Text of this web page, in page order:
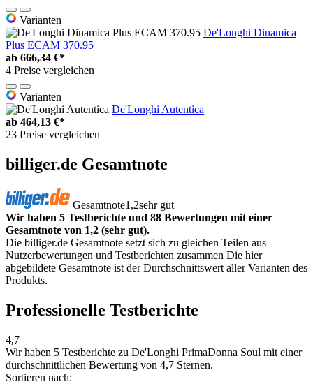
Varianten
De'Longhi Dinamica
Plus ECAM 370.95
ab 666,34 €*
4 Preise vergleichen
Varianten
De'Longhi Autentica
ab 464,13 €*
23 Preise vergleichen
billiger.de Gesamtnote
Gesamtnote1,2sehr gut
Wir haben 5 Testberichte und 88 Bewertungen mit einer
Gesamtnote von 1,2 (sehr gut).
Die billiger.de Gesamtnote setzt sich zu gleichen Teilen aus
Nutzerbewertungen und Testberichten zusammen Die hier
abgebildete Gesamtnote ist der Durchschnittswert aller Varianten des
Produkts.
Professionelle Testberichte
4,7
Wir haben 5 Testberichte zu De'Longhi PrimaDonna Soul mit einer
durchschnittlichen Bewertung von 4,7 Sternen.
Sortieren nach: